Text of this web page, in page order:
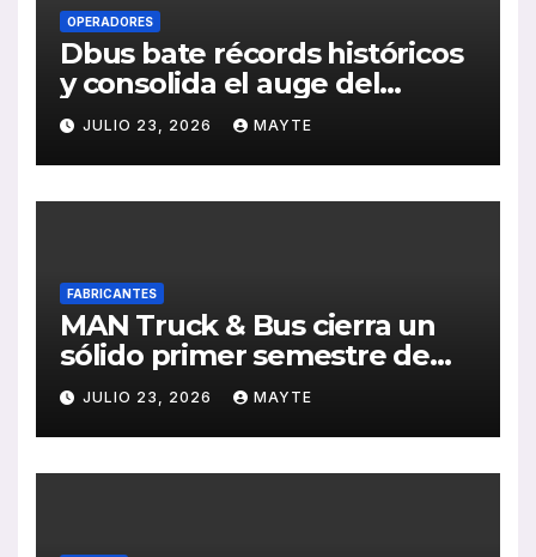
OPERADORES
Dbus bate récords históricos
y consolida el auge del
transporte público en San
Sebastián
JULIO 23, 2026 MAYTE
FABRICANTES
MAN Truck & Bus cierra un
sólido primer semestre de
2026 con crecimiento en
ventas, pedidos y
rentabilidad
JULIO 23, 2026 MAYTE